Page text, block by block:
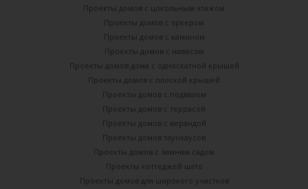
Проекты домов с цокольным этажом
Проекты домов с эркером
Проекты домов с камином
Проекты домов с навесом
Проекты домов дома с односкатной крышей
Проекты домов с плоской крышей
Проекты домов с подвалом
Проекты домов с террасой
Проекты домов с верандой
Проекты домов таунхаусов
Проекты домов с зимним садом
Проекты коттеджей шато
Проекты домов для широкого участков